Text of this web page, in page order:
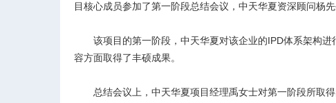
目核心成员参加了第一阶段总结会议，中天华夏资深顾问杨
该项目的第一阶段，中天华夏对该企业的IPD体系架构
容方面取得了丰硕成果。
总结会议上，中天华夏项目经理禹女士对第一阶段所取